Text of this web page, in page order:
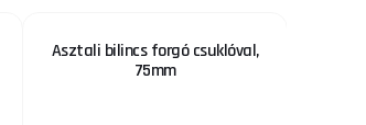
Asztali bilincs forgó csuklóval,
75mm